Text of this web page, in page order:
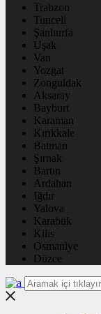
Trabzon
Tunceli
Şanlıurfa
Uşak
Van
Yozgat
Zonguldak
Aksaray
Bayburt
Karaman
Kırıkkale
Batman
Şırnak
Bartın
Ardahan
Iğdır
Yalova
Karabük
Kilis
Osmaniye
Düzce